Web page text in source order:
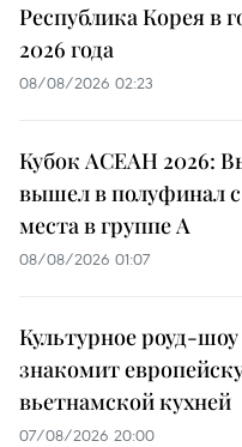
Республика Корея в
2026 года
08/08/2026 02:23
Кубок АСЕАН 2026:
вышел в полуфинал
места в группе A
08/08/2026 01:07
Культурное роуд-
знакомит
вьетнамской кухней
07/08/2026 20:00